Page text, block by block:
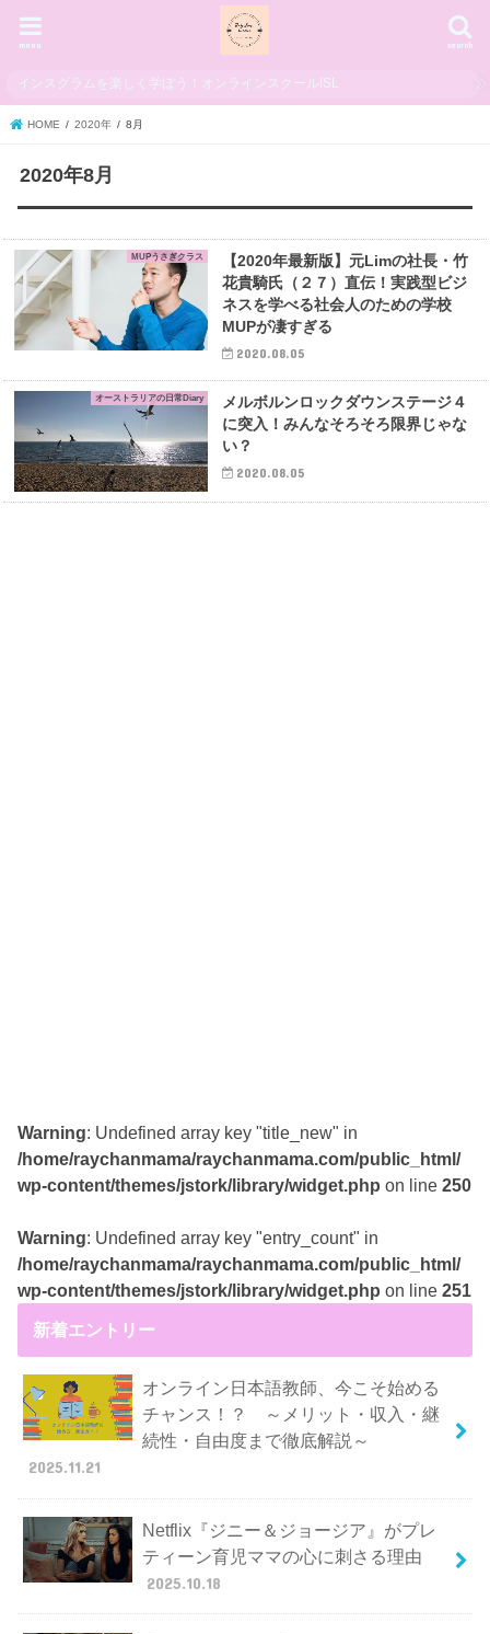
search
menu
インスグラムを楽しく学ぼう！オンラインスクールISL
HOME 2020年 8月
2020年8月
MUPうさぎクラス
【2020年最新版】元Limの社長・竹
花貴騎氏（２７）直伝！実践型ビジ
ネスを学べる社会人のための学校
MUPが凄すぎる
2020.08.05
オーストラリアの日常Diary
メルボルンロックダウンステージ４
に突入！みんなそろそろ限界じゃな
い？
2020.08.05
Warning: Undefined array key "title_new" in
/home/raychanmama/raychanmama.com/public_html/
wp-content/themes/jstork/library/widget.php on line250
Warning: Undefined array key "entry_count" in
/home/raychanmama/raychanmama.com/public_html/
wp-content/themes/jstork/library/widget.php on line251
新着エントリー
オンライン日本語教師、今こそ始める
チャンス！？ ～メリット・収入・継
続性・自由度まで徹底解説～
2025.11.21
Netflix『ジニー＆ジョージア』がプレ
ティーン育児ママの心に刺さる理由
2025.10.18